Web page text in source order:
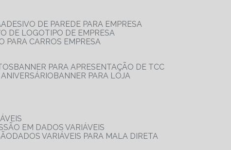
ADESIVO DE PAREDE PARA EMPRESA
DE LOGOTIPO DE EMPRESA
PARA CARROS EMPRESA
BANNER PARA APRESENTAÇÃO DE TCC
ANIVERSÁRIO
BANNER PARA LOJA
EM DADOS VARIÁVEIS
DADOS VARIÁVEIS PARA MALA DIRETA